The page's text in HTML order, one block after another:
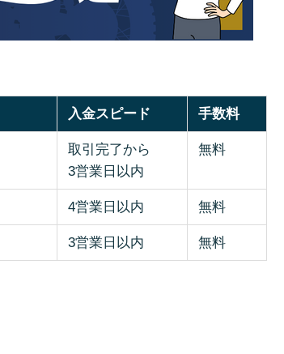
入金スピード 手数料
取引完了から
3営業日以内
無料
4営業日以内 無料
3営業日以内 無料